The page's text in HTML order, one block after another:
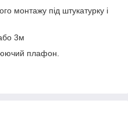
монтажу під штукатурку і
3м
плафон.